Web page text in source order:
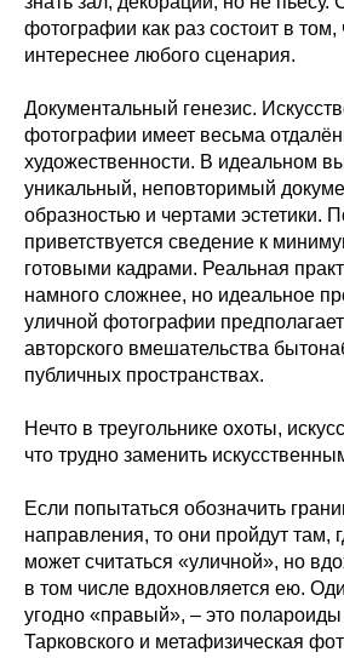
фотографии как раз состоит в том,
интереснее любого сценария.
Документальный генезис.
фотографии имеет весьма
художественности. В идеальном
уникальный, неповторимый
образностью и чертами эстетики.
приветствуется сведение к
готовыми кадрами. Реальная
намного сложнее, но идеальное
уличной фотографии
авторского вмешательства
публичных пространствах.
Нечто в треугольнике охоты,
что трудно заменить
Если попытаться обозначить
направления, то они пройдут там,
может считаться «уличной», но
в том числе вдохновляется ею.
угодно «правый», – это
Тарковского и метафизическая